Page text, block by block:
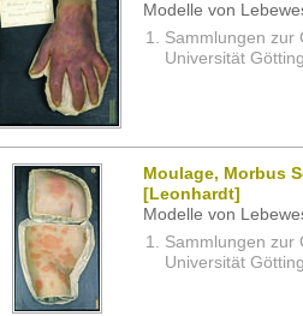
Modelle von
Sammlungen zur
Universität
Moulage, Morbus
[Leonhardt]
Modelle von
Sammlungen zur
Universität